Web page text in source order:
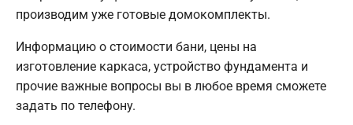
производим уже готовые домокомплекты.
Информацию о стоимости бани, цены на
изготовление каркаса, устройство фундамента и
прочие важные вопросы вы в любое время сможете
задать по телефону.